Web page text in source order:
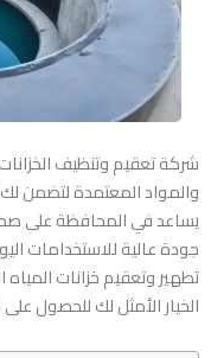
شركة تعقيم وتنظيف
والمواد المعتمدة لتضمن لك
يساعد في المحافظة على
جودة عالية للاستخدامات
تطهير وتعقيم خزانات
الخيار الأمثل لك للحصول